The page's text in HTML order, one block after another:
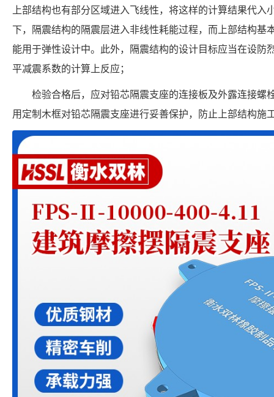
上部结构也有部分区域进入飞线性，将这样的计算结果代入
下，隔震结构的隔震层进入非线性耗能过程，而上部结构基
能用于弹性设计中。此外，隔震结构的设计目标应当在设防
平减震系数的计算上反应；
检验合格后，应对铅芯隔震支座的连接板及外露连接螺
用定制木框对铅芯隔震支座进行妥善保护，防止上部结构施